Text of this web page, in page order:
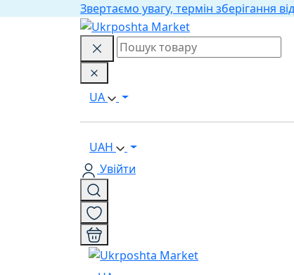
Звертаємо увагу, термін зберігання
UA
UAH
Увійти